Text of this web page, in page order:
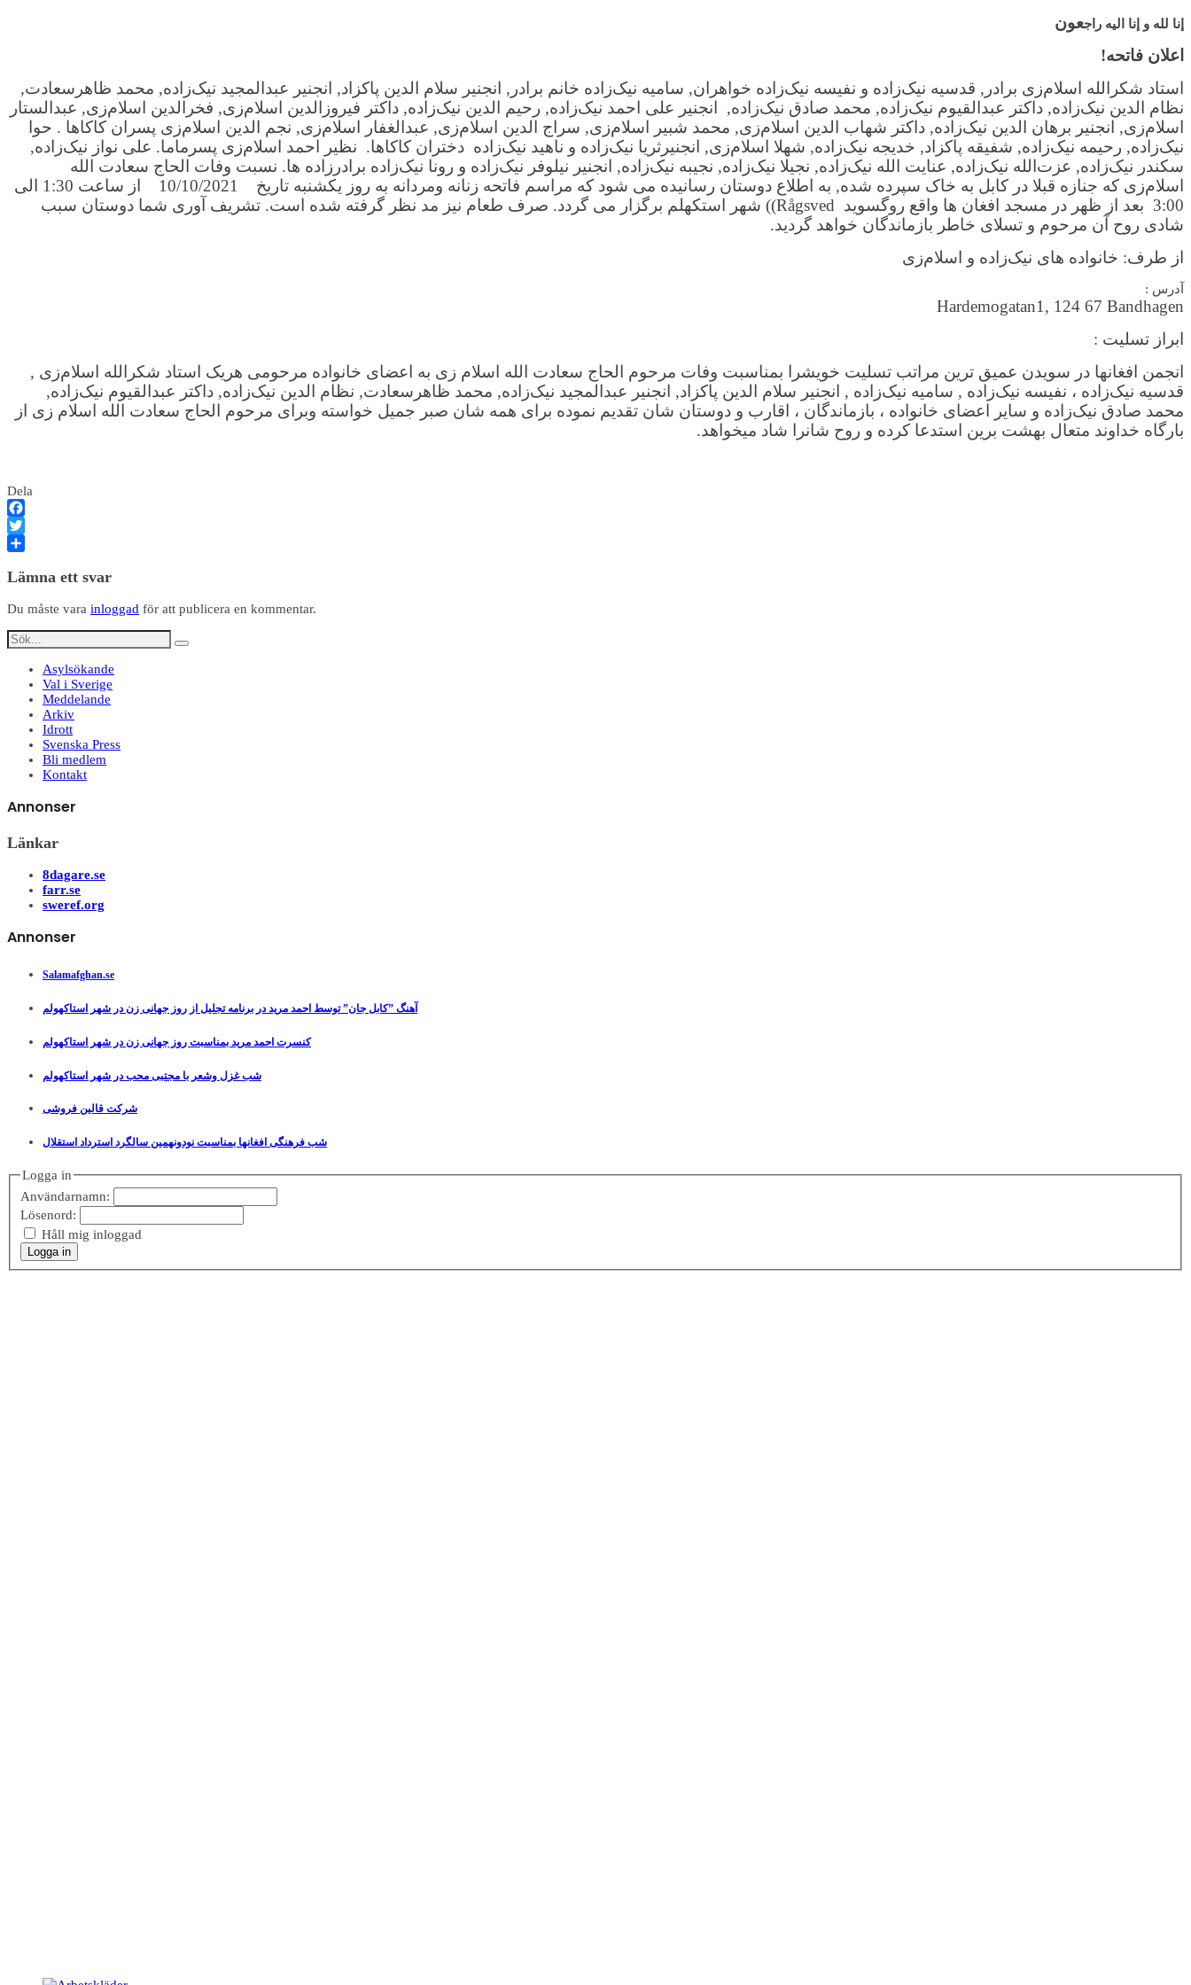
إنا لله و إنا الیه راجعون
اعلان فاتحه!
استاد شکرالله اسلام‌زی برادر, قدسیه نیک‌زاده و نفیسه نیک‌زاده خواهران, سامیه نیک‌زاده خانم برادر, انجنیر سلام الدین پاکزاد, انجنیر عبدالمجید نیک‌زاده, محمد ظاهرسعادت,
نظام الدین نیک‌زاده, داکتر عبدالقیوم نیک‌زاده, محمد صادق نیک‌زاده, انجنیر علی احمد نیک‌زاده, رحیم الدین نیک‌زاده, داکتر فیروزالدین اسلام‌زی, فخرالدین اسلام‌زی, عبدالستار
اسلام‌زی, انجنیر برهان الدین نیک‌زاده, داکتر شهاب الدین اسلام‌زی, محمد شبیر اسلام‌زی, سراج الدین اسلام‌زی, عبدالغفار اسلام‌زی, نجم الدین اسلام‌زی پسران کاکاها . حوا
نیک‌زاده, رحیمه نیک‌زاده, شفیقه پاکزاد, خدیجه نیک‌زاده, شهلا اسلام‌زی, انجنیرثریا نیک‌زاده و ناهید نیک‌زاده دختران کاکاها. نظیر احمد اسلام‌زی پسرماما. علی نواز نیک‌زاده,
سکندر نیک‌زاده, عزت‌الله نیک‌زاده, عنایت الله نیک‌زاده, نجیلا نیک‌زاده, نجیبه نیک‌زاده, انجنیر نیلوفر نیک‌زاده و رونا نیک‌زاده برادرزاده ها. نسبت وفات الحاج سعادت الله
اسلام‌زی که جنازه قبلا در کابل به خاک سپرده شده, به اطلاع دوستان رسانیده می شود که مراسم فاتحه زنانه ومردانه به روز یکشنبه تاریخ 10/10/2021 از ساعت 1:30 الی
3:00 بعد از ظهر در مسجد افغان ها واقع روگسوید Rågsved)) شهر استکهلم برگزار می گردد. صرف طعام نیز مد نظر گرفته شده است. تشریف آوری شما دوستان سبب
شادی روح آن مرحوم و تسلای خاطر بازماندگان خواهد گردید.
از طرف: خانواده های نیک‌زاده و اسلام‌زی
آدرس :
Hardemogatan1, 124 67 Bandhagen
ابراز تسلیت :
انجمن افغانها در سویدن عمیق ترین مراتب تسلیت خویشرا بمناسبت وفات مرحوم الحاج سعادت الله اسلام زی به اعضای خانواده مرحومی هریک استاد شکرالله اسلام‌زی ,
قدسیه نیک‌زاده ، نفیسه نیک‌زاده , سامیه نیک‌زاده , انجنیر سلام الدین پاکزاد, انجنیر عبدالمجید نیک‌زاده, محمد ظاهرسعادت, نظام الدین نیک‌زاده, داکتر عبدالقیوم نیک‌زاده,
محمد صادق نیک‌زاده و سایر اعضای خانواده ، بازماندگان ، اقارب و دوستان شان تقدیم نموده برای همه شان صبر جمیل خواسته وبرای مرحوم الحاج سعادت الله اسلام زی از
بارگاه خداوند متعال بهشت برین استدعا کرده و روح شانرا شاد میخواهد.
Dela
Facebook
Twitter
Lämna ett svar
Du måste vara inloggad för att publicera en kommentar.
Asylsökande
Val i Sverige
Meddelande
Arkiv
Idrott
Svenska Press
Bli medlem
Kontakt
Annonser
Länkar
8dagare.se
farr.se
sweref.org
Annonser
Salamafghan.se
آهنگ ”کابل جان” توسط احمد مرید در برنامه تجلیل از روز جهانی زن در شهر استاکهولم
کنسرت احمد مرید بمناسبت روز جهانی زن در شهر استاکهولم
شب غزل وشعر با مجتبی محب در شهر استاکهولم
شرکت قالین فروشی
شب فرهنگی افغانها بمناسبت نودونهمین سالگرد استرداد استقلال
Logga in
Användarnamn:
Lösenord:
Håll mig inloggad
Logga in